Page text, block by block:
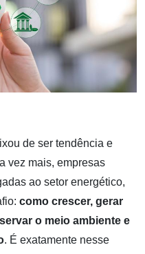
de ser tendência e
vez mais, empresas
ao setor energético,
como crescer, gerar
o meio ambiente e
. É exatamente nesse